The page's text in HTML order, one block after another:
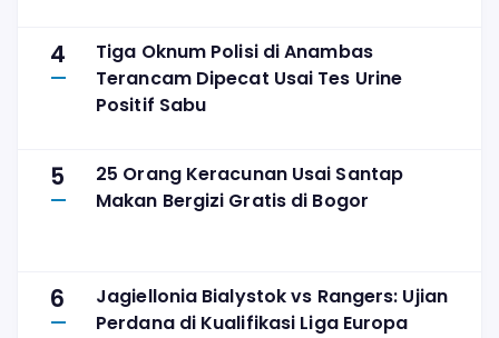
4
Tiga Oknum Polisi di Anambas
Terancam Dipecat Usai Tes Urine
Positif Sabu
5
25 Orang Keracunan Usai Santap
Makan Bergizi Gratis di Bogor
6
Jagiellonia Bialystok vs Rangers: Ujian
Perdana di Kualifikasi Liga Europa